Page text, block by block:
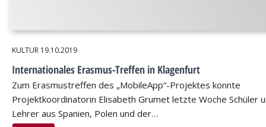
KULTUR 19.10.2019
Internationales Erasmus-Treffen in Klagenfurt
Zum Erasmustreffen des „MobileApp“-Projektes konnte
Projektkoordinatorin Elisabeth Grumet letzte Woche Schüler
Lehrer aus Spanien, Polen und der…